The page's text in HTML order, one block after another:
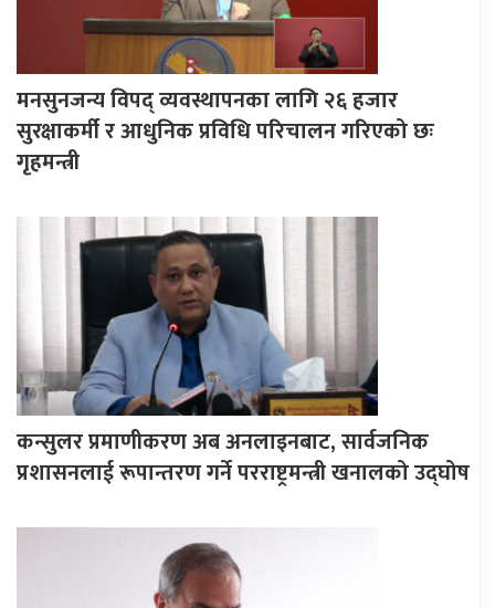
मनसुनजन्य विपद् व्यवस्थापनका लागि २६ हजार
सुरक्षाकर्मी र आधुनिक प्रविधि परिचालन गरिएको छः
गृहमन्त्री
कन्सुलर प्रमाणीकरण अब अनलाइनबाट, सार्वजनिक
प्रशासनलाई रूपान्तरण गर्ने परराष्ट्रमन्त्री खनालको उद्घोष